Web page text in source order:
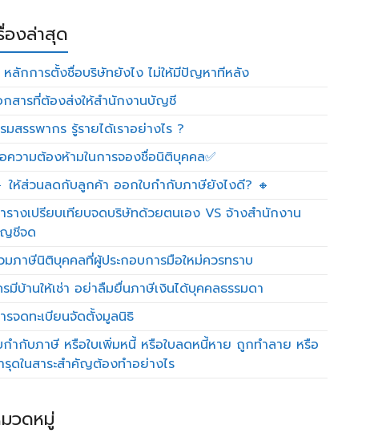
องล่าสุด
หลักการตั้งชื่อบริษัทยังไง ไม่ให้มีปัญหาทีหลัง
กสารที่ต้องส่งให้สำนักงานบัญชี
มสรรพากร รู้รายได้เราอย่างไร ?
ความต้องห้ามในการจองชื่อนิติบุคคล✅
ให้ส่วนลดกับลูกค้า ออกใบกำกับภาษียังไงดี? 🔸
รางเปรียบเทียบจดบริษัทด้วยตนเอง VS จ้างสำนักงาน
ชีจด
มภาษีนิติบุคคลที่ผู้ประกอบการมือใหม่ควรทราบ
รมีบ้านให้เช่า อย่าลืมยื่นภาษีเงินได้บุคคลธรรมดา
รจดทะเบียนจัดตั้งมูลนิธิ
กำกับภาษี หรือใบเพิ่มหนี้ หรือใบลดหนี้หาย ถูกทำลาย หรือ
รุดในสาระสำคัญต้องทำอย่างไร
วดหมู่